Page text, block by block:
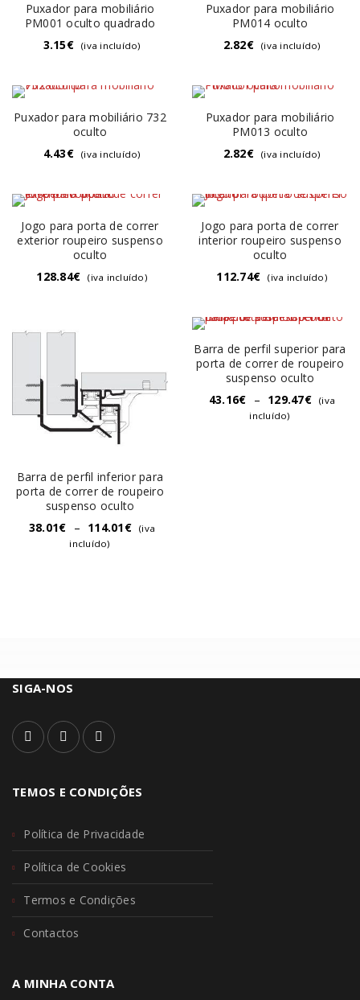
Puxador para mobiliário
PM001 oculto quadrado
3.15€ (iva incluído)
Puxador para mobiliário
PM014 oculto
2.82€ (iva incluído)
Puxador para mobiliário 732
oculto
4.43€ (iva incluído)
Puxador para mobiliário
PM013 oculto
2.82€ (iva incluído)
Jogo para porta de correr
exterior roupeiro suspenso
oculto
128.84€ (iva incluído)
Jogo para porta de correr
interior roupeiro suspenso
oculto
112.74€ (iva incluído)
Barra de perfil inferior para
porta de correr de roupeiro
suspenso oculto
38.01€ – 114.01€
(iva
incluído)
Barra de perfil superior para
porta de correr de roupeiro
suspenso oculto
43.16€ – 129.47€
(iva
incluído)
SIGA-NOS
TEMOS E CONDIÇÕES
Política de Privacidade
Política de Cookies
Termos e Condições
Contactos
A MINHA CONTA